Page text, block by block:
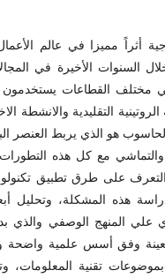
أثراً مميزا في عالم
السنوات الأخيرة في
في مختلف القطاعات
التقليدية والانشطة
هو الذي يربط العنصر
والتماشي مع كل هذه
على طرق تطبيق
هذه المشكلة، وتحليل
علي المنهج الوصفي والذي
وفق أسس علمية واضحة
تقنية